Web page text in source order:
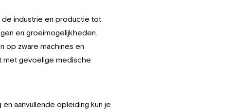
de industrie en productie tot
en groeimogelijkheden.
op zware machines en
met gevoelige medische
aanvullende opleiding kun je